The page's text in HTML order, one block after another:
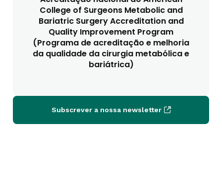
College of Surgeons Metabolic and
Bariatric Surgery Accreditation and
Quality Improvement Program
(Programa de acreditação e melhoria
da qualidade da cirurgia metabólica e
bariátrica)
Subscrever a nossa newsletter